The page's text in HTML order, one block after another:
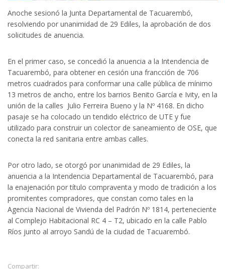
Anoche sesionó la Junta Departamental de Tacuarembó,
resolviendo por unanimidad de 29 Ediles, la aprobación de dos
solicitudes de anuencia.
En el primer caso, se concedió la anuencia a la Intendencia de
Tacuarembó, para obtener en cesión una francción de 706
metros cuadrados para conformar una calle pública de mínimo
13 metros de ancho, entre los barrios Benito García e Ivity, en la
unión de la calles Julio Ferreira Bueno y la Nº 4168. En dicho
pasaje se ha colocado un tendido eléctrico de UTE y fue
utilizado para construir un colector de saneamiento de OSE, que
conecta la red sanitaria entre ambas calles.
Por otro lado, se otorgó por unanimidad de 29 Ediles, la
anuencia a la Intendencia Departamental de Tacuarembó, para
la enajenación por título compraventa y modo de tradición a los
promitentes compradores, que constan como tales en la
Agencia Nacional de Vivienda del Padrón Nº 1814, perteneciente
al Complejo Habitacional RC 4 – T2, ubicado en la calle Pablo
Ríos junto al arroyo Sandú de la ciudad de Tacuarembó.
Compartir: